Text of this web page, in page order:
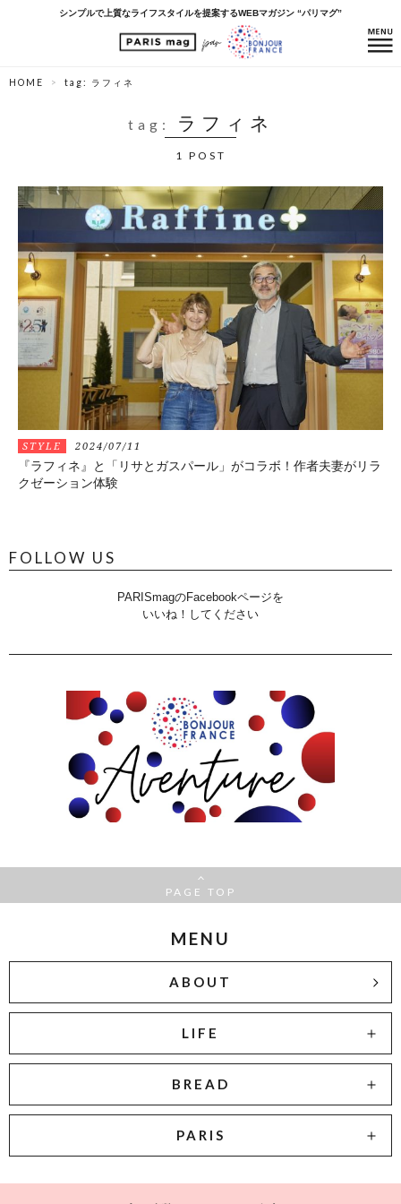
シンプルで上質なライフスタイルを提案するWEBマガジン “パリマグ”
HOME tag: ラフィネ
tag: ラフィネ
1 POST
STYLE 2024/07/11
『ラフィネ』と「リサとガスパール」がコラボ！作者夫妻がリラ
クゼーション体験
FOLLOW US
PARISmagのFacebookページを
いいね！してください
PAGE TOP
MENU
ABOUT
LIFE
BREAD
PARIS